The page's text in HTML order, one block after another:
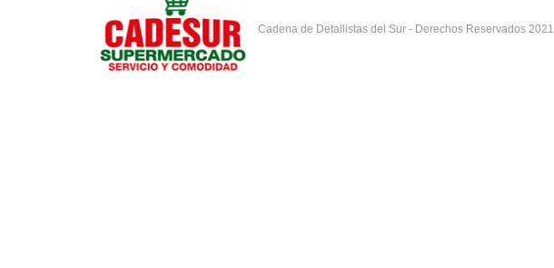
Cadena de Detallistas del Sur - Derechos Reservados 2021